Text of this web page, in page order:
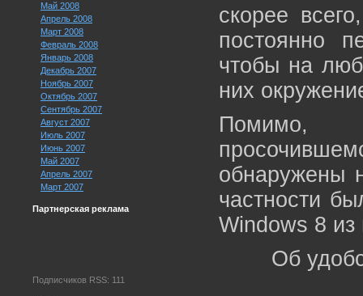
Май 2008
Апрель 2008
Март 2008
Февраль 2008
Январь 2008
Декабрь 2007
Ноябрь 2007
Октябрь 2007
Сентябрь 2007
Август 2007
Июль 2007
Июнь 2007
Май 2007
Апрель 2007
Март 2007
Партнерская реклама
Подписчиков RSS: 111
скорее
постоянно
чтобы на
них
Помимо,
обнаружены
частности
Windows 8
Об